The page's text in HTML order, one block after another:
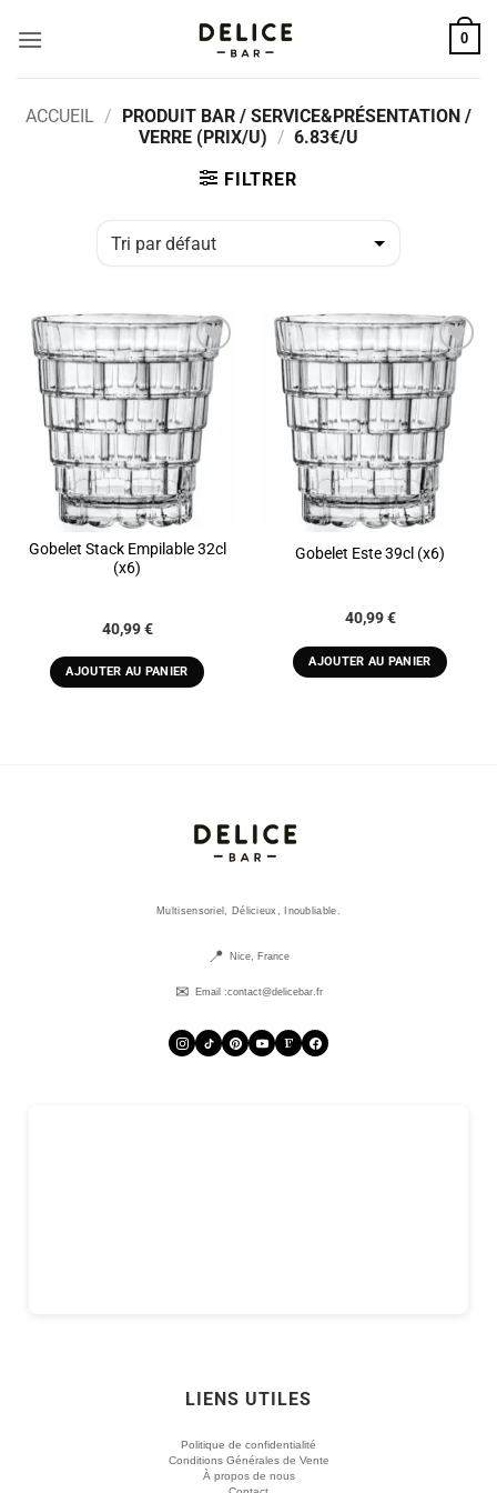
0
ACCUEIL / PRODUIT BAR / SERVICE&PRÉSENTATION /
VERRE (PRIX/U) / 6.83€/U
FILTRER
ADD TO
WISHLIST
Gobelet Stack Empilable 32cl
(x6)
40,99€
AJOUTER AU PANIER
ADD TO
WISHLIST
Gobelet Este 39cl (x6)
40,99€
AJOUTER AU PANIER
Multisensoriel, Délicieux, Inoubliable.
Nice, France
Email :contact@delicebar.fr
LIENS UTILES
Politique de confidentialité
Conditions Générales de Vente
À propos de nous